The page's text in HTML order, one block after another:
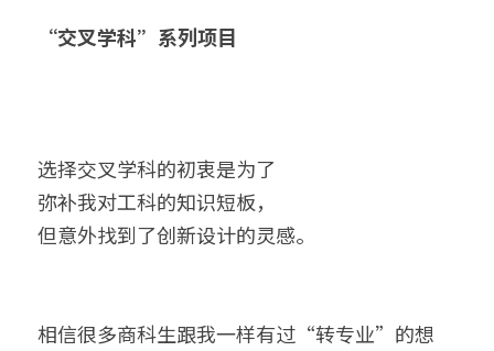
“交叉学科”系列项目
选择交叉学科的初衷是为了
弥补我对工科的知识短板，
但意外找到了创新设计的灵感。
相信很多商科生跟我一样有过“转专业”的想